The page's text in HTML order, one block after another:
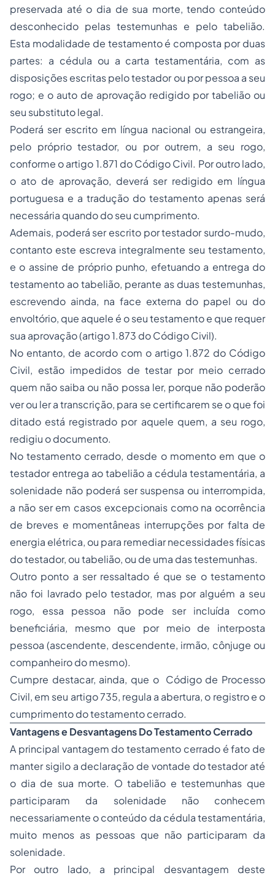
preservada até o dia de sua morte, tendo conteúdo
desconhecido pelas testemunhas e pelo tabelião.
Esta modalidade de testamento é composta por duas
partes: a cédula ou a carta testamentária, com as
disposições escritas pelo testador ou por pessoa a seu
rogo; e o auto de aprovação redigido por tabelião ou
seu substituto legal.
Poderá ser escrito em língua nacional ou estrangeira,
pelo próprio testador, ou por outrem, a seu rogo,
conforme o artigo 1.871 do Código Civil. Por outro lado,
o ato de aprovação, deverá ser redigido em língua
portuguesa e a tradução do testamento apenas será
necessária quando do seu cumprimento.
Ademais, poderá ser escrito por testador surdo-mudo,
contanto este escreva integralmente seu testamento,
e o assine de próprio punho, efetuando a entrega do
testamento ao tabelião, perante as duas testemunhas,
escrevendo ainda, na face externa do papel ou do
envoltório, que aquele é o seu testamento e que requer
sua aprovação (artigo 1.873 do Código Civil).
No entanto, de acordo com o artigo 1.872 do Código
Civil, estão impedidos de testar por meio cerrado
quem não saiba ou não possa ler, porque não poderão
ver ou ler a transcrição, para se certificarem se o que foi
ditado está registrado por aquele quem, a seu rogo,
redigiu o documento.
No testamento cerrado, desde o momento em que o
testador entrega ao tabelião a cédula testamentária, a
solenidade não poderá ser suspensa ou interrompida,
a não ser em casos excepcionais como na ocorrência
de breves e momentâneas interrupções por falta de
energia elétrica, ou para remediar necessidades físicas
do testador, ou tabelião, ou de uma das testemunhas.
Outro ponto a ser ressaltado é que se o testamento
não foi lavrado pelo testador, mas por alguém a seu
rogo, essa pessoa não pode ser incluída como
beneficiária, mesmo que por meio de interposta
pessoa (ascendente, descendente, irmão, cônjuge ou
companheiro do mesmo).
Cumpre destacar, ainda, que o Código de Processo
Civil, em seu artigo 735, regula a abertura, o registro e o
cumprimento do testamento cerrado.
Vantagens e Desvantagens Do Testamento Cerrado
A principal vantagem do testamento cerrado é fato de
manter sigilo a declaração de vontade do testador até
o dia de sua morte. O tabelião e testemunhas que
participaram da solenidade não conhecem
necessariamente o conteúdo da cédula testamentária,
muito menos as pessoas que não participaram da
solenidade.
Por outro lado, a principal desvantagem deste